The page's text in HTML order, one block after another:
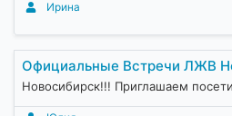
Ирина
Официальные Встречи ЛЖВ
Новосибирск!!! Приглашаем